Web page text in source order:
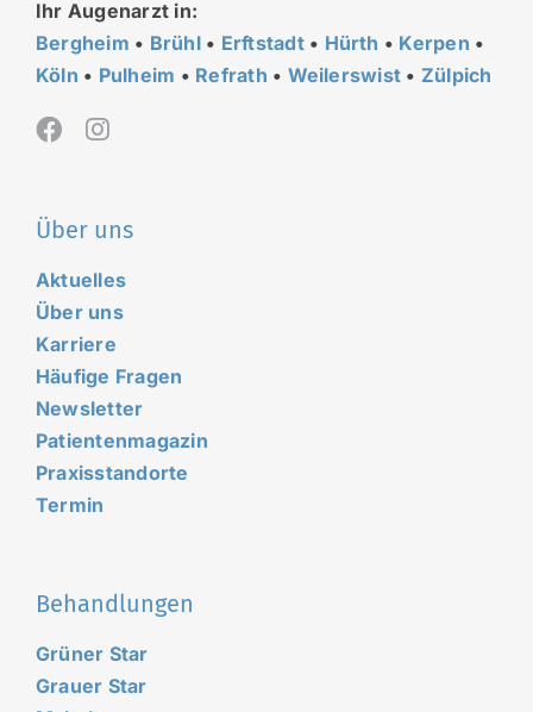
Ihr Augenarzt in:
Bergheim • Brühl • Erftstadt • Hürth • Kerpen •
Köln • Pulheim • Refrath • Weilerswist • Zülpich
Über uns
Aktuelles
Über uns
Karriere
Häufige Fragen
Newsletter
Patientenmagazin
Praxisstandorte
Termin
Behandlungen
Grüner Star
Grauer Star